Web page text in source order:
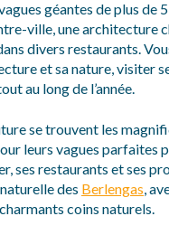
géantes de plus de
ville, une architecture
divers restaurants.
et sa nature, visiter
au long de l’année.
se trouvent les
leurs vagues parfaites
ses restaurants et ses
des Berlengas ,
coins naturels.